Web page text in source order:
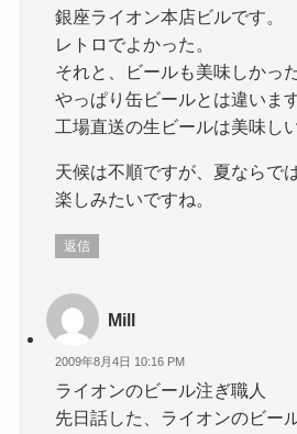
銀座ライオン本店ビルです。
レトロでよかった。
それと、ビールも美味しかっ
やっぱり缶ビールとは違います
工場直送の生ビールは美味し
天候は不順ですが、夏ならで
楽しみたいですね。
返信
Mill
2009年8月4日 10:16 PM
ライオンのビール注ぎ職人
先日話した、ライオンのビー